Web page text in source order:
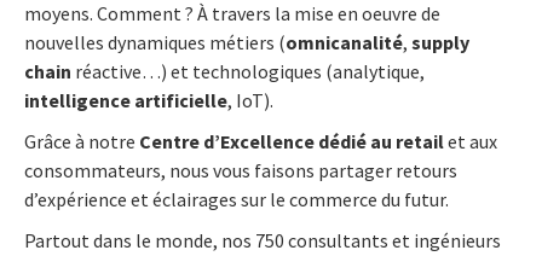
moyens. Comment ? À travers la mise en oeuvre de
nouvelles dynamiques métiers (omnicanalité, supply
chain réactive…) et technologiques (analytique,
intelligence artificielle, IoT).
Grâce à notre Centre d’Excellence dédié au retailet aux
consommateurs, nous vous faisons partager retours
d’expérience et éclairages sur le commerce du futur.
Partout dans le monde, nos 750 consultants et ingénieurs